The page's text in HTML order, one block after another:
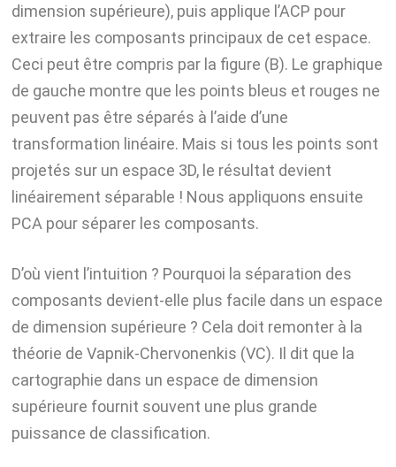
dimension supérieure), puis applique l’ACP pour
extraire les composants principaux de cet espace.
Ceci peut être compris par la figure (B). Le graphique
de gauche montre que les points bleus et rouges ne
peuvent pas être séparés à l’aide d’une
transformation linéaire. Mais si tous les points sont
projetés sur un espace 3D, le résultat devient
linéairement séparable ! Nous appliquons ensuite
PCA pour séparer les composants.
D’où vient l’intuition ? Pourquoi la séparation des
composants devient-elle plus facile dans un espace
de dimension supérieure ? Cela doit remonter à la
théorie de Vapnik-Chervonenkis (VC). Il dit que la
cartographie dans un espace de dimension
supérieure fournit souvent une plus grande
puissance de classification.